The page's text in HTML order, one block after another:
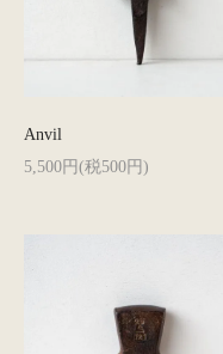
Anvil
5,500円(税500円)